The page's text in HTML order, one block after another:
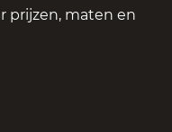
prijzen, maten en